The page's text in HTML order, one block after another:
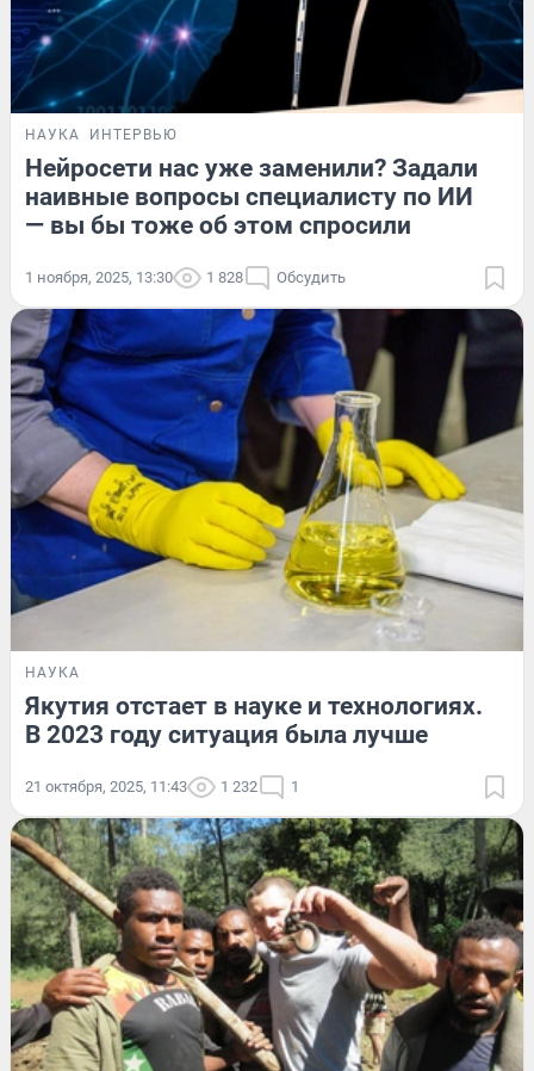
НАУКА ИНТЕРВЬЮ
Нейросети нас уже заменили? Задали
наивные вопросы специалисту по ИИ
— вы бы тоже об этом спросили
1 ноября, 2025, 13:30 1 828 Обсудить
НАУКА
Якутия отстает в науке и технологиях.
В 2023 году ситуация была лучше
21 октября, 2025, 11:43 1 232 1